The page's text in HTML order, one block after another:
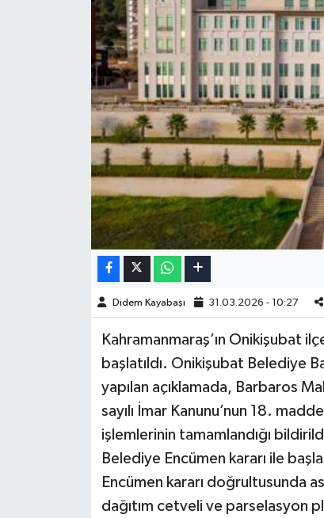
Didem Kayabaşı 31.03.2026 - 10:27
Kahramanmaraş’ın Onikişubat
başlatıldı. Onikişubat Belediye
yapılan açıklamada, Barbaros
sayılı İmar Kanunu’nun 18.
işlemlerinin tamamlandığı
Belediye Encümen kararı ile
Encümen kararı doğrultusunda
dağıtım cetveli ve parselasyon